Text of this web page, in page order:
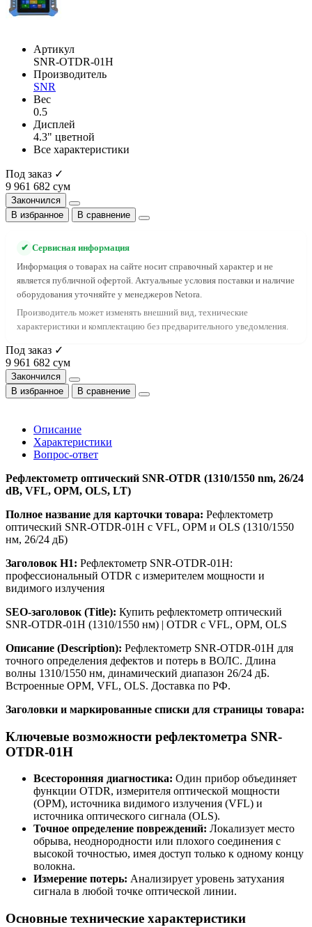
Артикул
SNR-OTDR-01H
Производитель
SNR
Вес
0.5
Дисплей
4.3" цветной
Все характеристики
Под заказ ✓
9 961 682 сум
Закончился
В избранное
В сравнение
✔ Сервисная информация
Информация о товарах на сайте носит справочный характер и не
является публичной офертой. Актуальные условия поставки и наличие
оборудования уточняйте у менеджеров Netora.
Производитель может изменять внешний вид, технические
характеристики и комплектацию без предварительного уведомления.
Под заказ ✓
9 961 682 сум
Закончился
В избранное
В сравнение
Описание
Характеристики
Вопрос-ответ
Рефлектометр оптический SNR-OTDR (1310/1550 nm, 26/24
dB, VFL, OPM, OLS, LT)
Полное название для карточки товара: Рефлектометр
оптический SNR-OTDR-01H с VFL, OPM и OLS (1310/1550
нм, 26/24 дБ)
Заголовок H1: Рефлектометр SNR-OTDR-01H:
профессиональный OTDR с измерителем мощности и
видимого излучения
SEO-заголовок (Title): Купить рефлектометр оптический
SNR-OTDR-01H (1310/1550 нм) | OTDR с VFL, OPM, OLS
Описание (Description): Рефлектометр SNR-OTDR-01H для
точного определения дефектов и потерь в ВОЛС. Длина
волны 1310/1550 нм, динамический диапазон 26/24 дБ.
Встроенные OPM, VFL, OLS. Доставка по РФ.
Заголовки и маркированные списки для страницы товара:
Ключевые возможности рефлектометра SNR-
OTDR-01H
Всесторонняя диагностика: Один прибор объединяет
функции OTDR, измерителя оптической мощности
(OPM), источника видимого излучения (VFL) и
источника оптического сигнала (OLS).
Точное определение повреждений: Локализует место
обрыва, неоднородности или плохого соединения с
высокой точностью, имея доступ только к одному концу
волокна.
Измерение потерь: Анализирует уровень затухания
сигнала в любой точке оптической линии.
Основные технические характеристики